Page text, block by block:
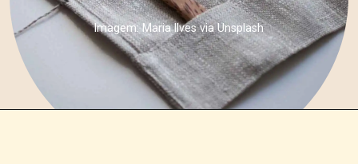
Imagem: Maria Ilves via Unsplash